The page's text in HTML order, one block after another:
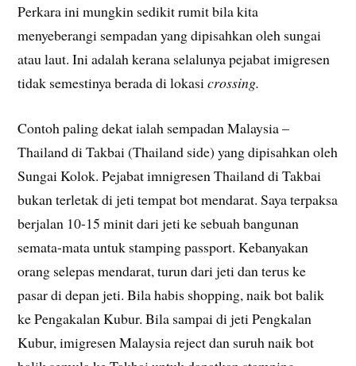
Perkara ini mungkin sedikit rumit bila kita
menyeberangi sempadan yang dipisahkan oleh sungai
atau laut. Ini adalah kerana selalunya pejabat imigresen
tidak semestinya berada di lokasicrossing.
Contoh paling dekat ialah sempadan Malaysia –
Thailand di Takbai (Thailand side) yang dipisahkan oleh
Sungai Kolok. Pejabat imnigresen Thailand di Takbai
bukan terletak di jeti tempat bot mendarat. Saya terpaksa
berjalan 10-15 minit dari jeti ke sebuah bangunan
semata-mata untuk stamping passport. Kebanyakan
orang selepas mendarat, turun dari jeti dan terus ke
pasar di depan jeti. Bila habis shopping, naik bot balik
ke Pengakalan Kubur. Bila sampai di jeti Pengkalan
Kubur, imigresen Malaysia reject dan suruh naik bot